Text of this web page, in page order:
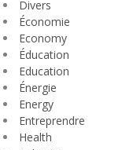
Divers
Économie
Economy
Éducation
Education
Énergie
Energy
Entreprendre
Health